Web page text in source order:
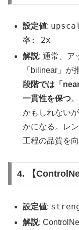
設定値:
率: 2x
解説: 通常、ア
「bilinear」が
段階では「
一貫性を保つ
かもしれない
かになる。レ
工程の品質を
4. 【
設定値:
解説: